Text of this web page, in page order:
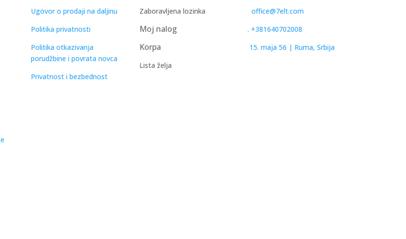
Ugovor o prodaji na daljinu
Politika privatnosti
Politika otkazivanja
porudžbine i povrata novca
Privatnost i bezbednost
Zaboravljena lozinka
Moj nalog
Korpa
Lista želja
office@7elt.com
. +381640702008
15. maja 56 | Ruma, Srbija